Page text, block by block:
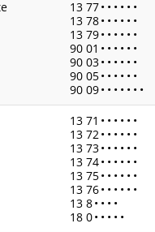
13 77• • • • • •
13 78• • • • • •
13 79• • • • • •
90 01 • • • • • •
90 03• • • • • •
90 05• • • • • •
90 09• • • • • • •
13 71 • • • • • •
13 72• • • • • •
13 73• • • • • •
13 74• • • • • •
13 75• • • • • •
13 76• • • • • •
13 8• • • •
18 0• • • • •